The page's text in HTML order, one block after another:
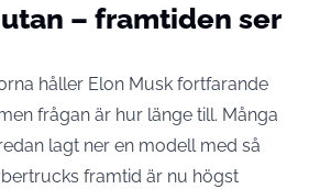
– framtiden ser
håller Elon Musk fortfarande
frågan är hur länge till. Många
lagt ner en modell med så
framtid är nu högst